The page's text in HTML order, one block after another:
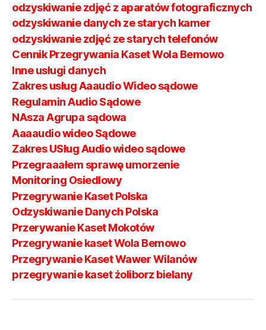
odzyskiwanie zdjęć z aparatów fotograficznych
odzyskiwanie danych ze starych kamer
odzyskiwanie zdjęć ze starych telefonów
Cennik Przegrywania Kaset Wola Bemowo
Inne usługi danych
Zakres usług Aaaudio Wideo sądowe
Regulamin Audio Sądowe
NAsza Agrupa sądowa
Aaaaudio wideo Sądowe
Zakres USług Audio wideo sądowe
Przegraaałem sprawę umorzenie
Monitoring Osiedlowy
Przegrywanie Kaset Polska
Odzyskiwanie Danych Polska
Przerywanie Kaset Mokotów
Przegrywanie kaset Wola Bemowo
Przegrywanie Kaset Wawer Wilanów
przegrywanie kaset żoliborz bielany